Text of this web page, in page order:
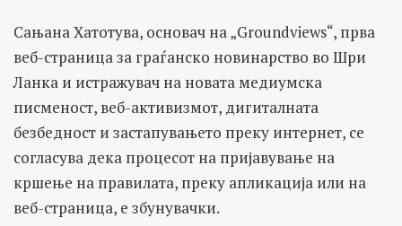
Сањана Хатотува, основач на „Groundviews“, прва
веб-страница за граѓанско новинарство во Шри
Ланка и истражувач на новата медиумска
писменост, веб-активизмот, дигиталната
безбедност и застапувањето преку интернет, се
согласува дека процесот на пријавување на
кршење на правилата, преку апликација или на
веб-страница, е збунувачки.